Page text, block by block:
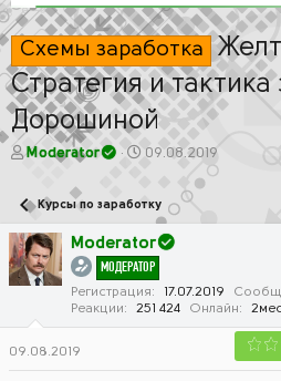
Схемы заработка
Стратегия и
Дорошиной
А
о
р
т
е
Moderator
Д
а
а
ч
а
л
а
09.08.2019
Курсы по заработку
Moderator
МОДЕРАТОР
Регистрация 17.07.2019
Реакции
251 424 Онлайн
09.08.2019